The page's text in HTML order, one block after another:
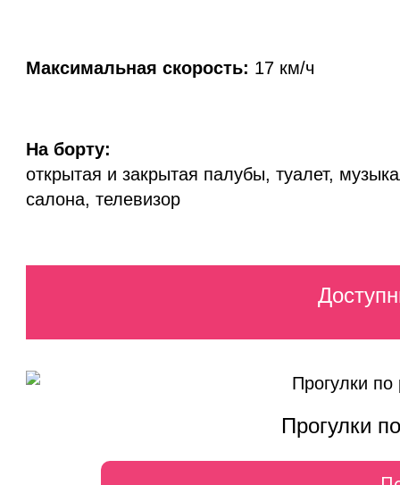
Максимальная скорость: 17 км/ч
На борту:
открытая и закрытая палубы, туалет,
салона, телевизор
Прогулки